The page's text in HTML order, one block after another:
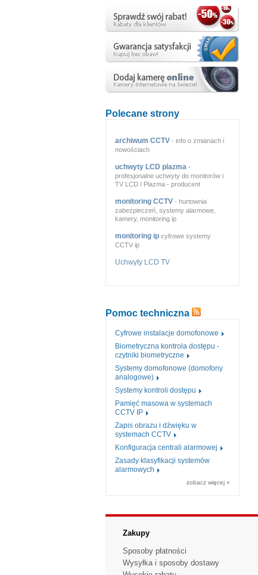
Polecane strony
archiwum CCTV - info o zmianach i
nowościach
uchwyty LCD plazma -
profesjonalne uchwyty do monitorów i
TV LCD / Plazma - producent
monitoring CCTV - hurtownia
zabezpieczeń, systemy alarmowe,
kamery, monitoring ip
monitoring ip cyfrowe systemy
CCTV ip
Uchwyty LCD TV
Pomoc techniczna
Cyfrowe instalacje domofonowe
Biometryczna kontrola dostępu -
czytniki biometryczne
Systemy domofonowe (domofony
analogowe)
Systemy kontroli dostępu
Pamięć masowa w systemach
CCTV IP
Zapis obrazu i dźwięku w
systemach CCTV
Konfiguracja centrali alarmowej
Zasady klasyfikacji systemów
alarmowych
zobacz więcej »
Zakupy
Sposoby płatności
Wysyłka i sposoby dostawy